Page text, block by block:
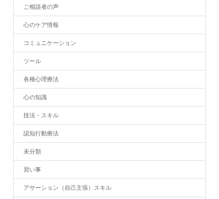
ご相談者の声
心のケア情報
コミュニケーション
ツール
各種心理療法
心の知識
技法・スキル
認知行動療法
未分類
習い事
アサーション（自己主張）スキル